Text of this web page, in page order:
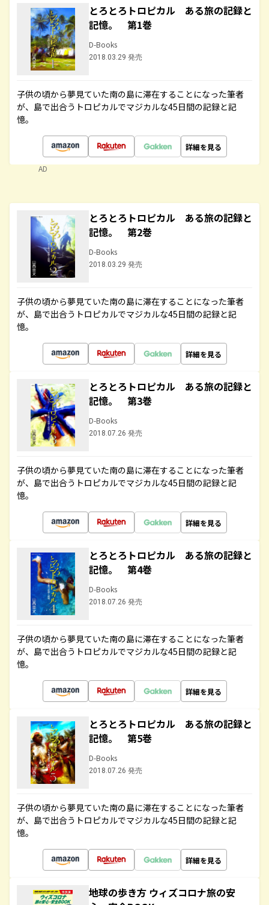
とろとろトロピカル ある旅の記録と
記憶。 第1巻
D-Books
2018.03.29 発売
子供の頃から夢見ていた南の島に滞在することになった筆者
が、島で出合うトロピカルでマジカルな45日間の記録と記
憶。
詳細を見る
AD
とろとろトロピカル ある旅の記録と
記憶。 第2巻
D-Books
2018.03.29 発売
子供の頃から夢見ていた南の島に滞在することになった筆者
が、島で出合うトロピカルでマジカルな45日間の記録と記
憶。
詳細を見る
とろとろトロピカル ある旅の記録と
記憶。 第3巻
D-Books
2018.07.26 発売
子供の頃から夢見ていた南の島に滞在することになった筆者
が、島で出合うトロピカルでマジカルな45日間の記録と記
憶。
詳細を見る
とろとろトロピカル ある旅の記録と
記憶。 第4巻
D-Books
2018.07.26 発売
子供の頃から夢見ていた南の島に滞在することになった筆者
が、島で出合うトロピカルでマジカルな45日間の記録と記
憶。
詳細を見る
とろとろトロピカル ある旅の記録と
記憶。 第5巻
D-Books
2018.07.26 発売
子供の頃から夢見ていた南の島に滞在することになった筆者
が、島で出合うトロピカルでマジカルな45日間の記録と記
憶。
詳細を見る
地球の歩き方 ウィズコロナ旅の安